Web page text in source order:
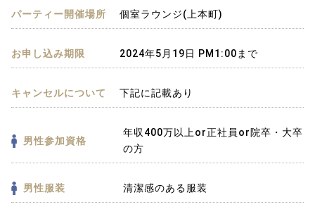
パーティー開催場所 個室ラウンジ(上本町)
お申し込み期限 2024年5月19日 PM1:00まで
キャンセルについて 下記に記載あり
男性参加資格
年収400万以上or正社員or院卒・大卒
の方
男性服装 清潔感のある服装